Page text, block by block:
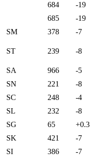
684
-19
685
-19
SM 378
-7
ST 239 -8
SA 966
-5
SN 221
-8
SC 248
-4
SL 232
-8
SG 65
+0.3
SK 421
-7
SI 386
-7